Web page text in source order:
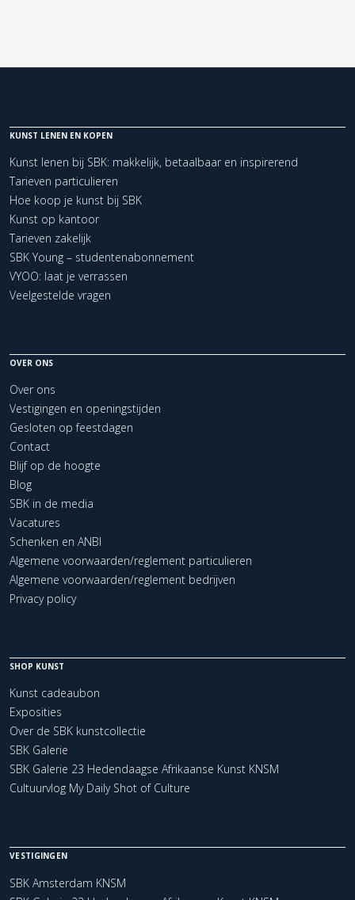
KUNST LENEN EN KOPEN
Kunst lenen bij SBK: makkelijk, betaalbaar en inspirerend
Tarieven particulieren
Hoe koop je kunst bij SBK
Kunst op kantoor
Tarieven zakelijk
SBK Young – studentenabonnement
VYOO: laat je verrassen
Veelgestelde vragen
OVER ONS
Over ons
Vestigingen en openingstijden
Gesloten op feestdagen
Contact
Blijf op de hoogte
Blog
SBK in de media
Vacatures
Schenken en ANBI
Algemene voorwaarden/reglement particulieren
Algemene voorwaarden/reglement bedrijven
Privacy policy
SHOP KUNST
Kunst cadeaubon
Exposities
Over de SBK kunstcollectie
SBK Galerie
SBK Galerie 23 Hedendaagse Afrikaanse Kunst KNSM
Cultuurvlog My Daily Shot of Culture
VESTIGINGEN
SBK Amsterdam KNSM